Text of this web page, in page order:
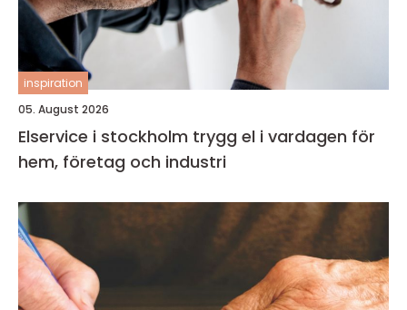
inspiration
05. August 2026
Elservice i stockholm trygg el i vardagen för
hem, företag och industri